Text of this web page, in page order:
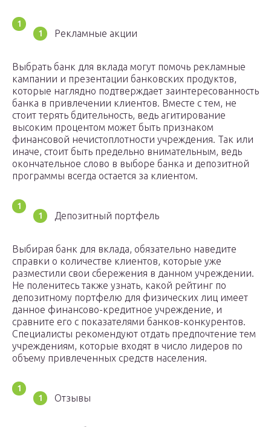
Рекламные акции
Выбрать банк для вклада могут помочь рекламные
кампании и презентации банковских продуктов,
которые наглядно подтверждает заинтересованность
банка в привлечении клиентов. Вместе с тем, не
стоит терять бдительность, ведь агитирование
высоким процентом может быть признаком
финансовой нечистоплотности учреждения. Так или
иначе, стоит быть предельно внимательным, ведь
окончательное слово в выборе банка и депозитной
программы всегда остается за клиентом.
Депозитный портфель
Выбирая банк для вклада, обязательно наведите
справки о количестве клиентов, которые уже
разместили свои сбережения в данном учреждении.
Не поленитесь также узнать, какой рейтинг по
депозитному портфелю для физических лиц имеет
данное финансово-кредитное учреждение, и
сравните его с показателями банков-конкурентов.
Специалисты рекомендуют отдать предпочтение тем
учреждениям, которые входят в число лидеров по
объему привлеченных средств населения.
Отзывы